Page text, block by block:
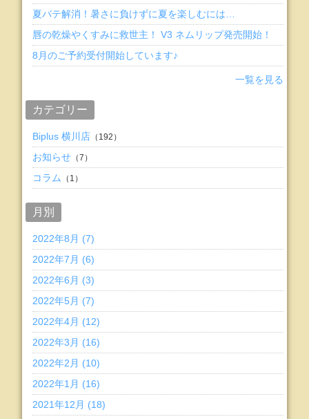
夏バテ解消！暑さに負けずに夏を楽しむには…
唇の乾燥やくすみに救世主！ V3 ネムリップ発売開始！
8月のご予約受付開始しています♪
一覧を見る
カテゴリー
Biplus 横川店 （192）
お知らせ （7）
コラム （1）
月別
2022年8月 (7)
2022年7月 (6)
2022年6月 (3)
2022年5月 (7)
2022年4月 (12)
2022年3月 (16)
2022年2月 (10)
2022年1月 (16)
2021年12月 (18)